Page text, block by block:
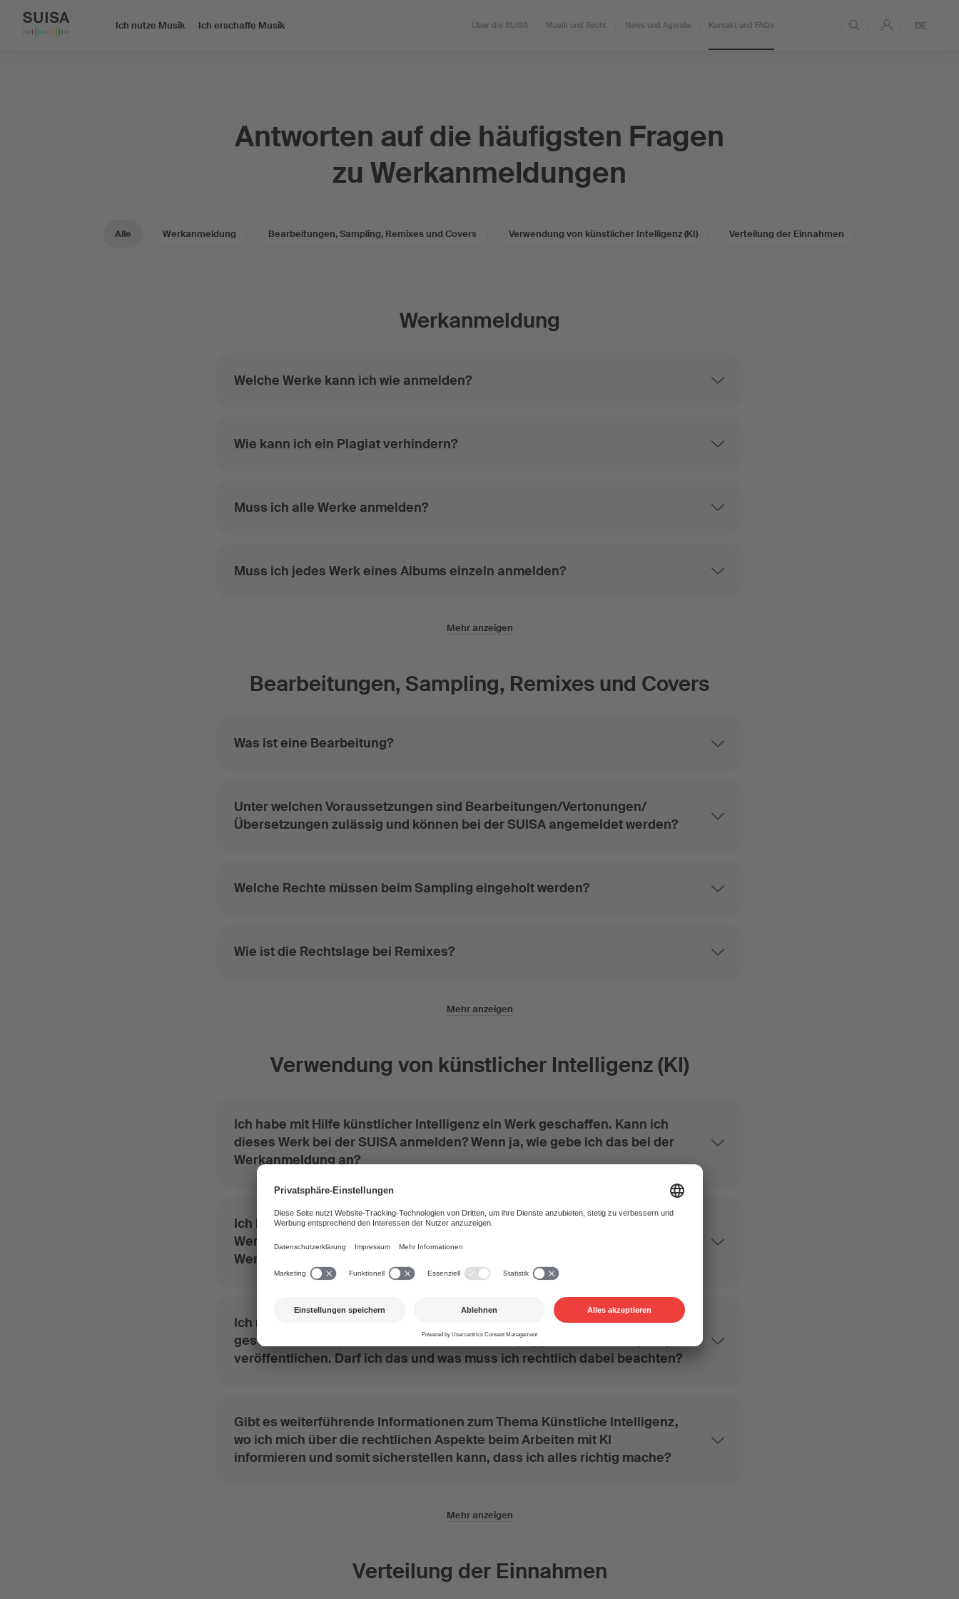
Ich nutze Musik Ich erschaffe Musik Über die SUISA Musik und Recht News und Agenda Kontakt und FAQs DE
Antworten auf die häufigsten Fragen
zu Werkanmeldungen
Alle Werkanmeldung Bearbeitungen, Sampling, Remixes und Covers Verwendung von künstlicher Intelligenz (KI) Verteilung der Einnahmen
Werkanmeldung
Welche Werke kann ich wie anmelden?
Wie kann ich ein Plagiat verhindern?
Muss ich alle Werke anmelden?
Muss ich jedes Werk eines Albums einzeln anmelden?
Mehr anzeigen
Bearbeitungen, Sampling, Remixes und Covers
Was ist eine Bearbeitung?
Unter welchen Voraussetzungen sind Bearbeitungen/Vertonungen/
Übersetzungen zulässig und können bei der SUISA angemeldet werden?
Welche Rechte müssen beim Sampling eingeholt werden?
Wie ist die Rechtslage bei Remixes?
Mehr anzeigen
Verwendung von künstlicher Intelligenz (KI)
Ich habe mit Hilfe künstlicher Intelligenz ein Werk geschaffen. Kann ich
dieses Werk bei der SUISA anmelden? Wenn ja, wie gebe ich das bei der
Werkanmeldung an?
Ich habe die künstliche Intelligenz angewiesen, neue Versionen von
Werken zu erstellen, die ursprünglich von mir stammen. Kann ich diese
Werke bei der SUISA anmelden?
Ich möchte ein Werk, das ich mit Hilfe von künstlicher Intelligenz
geschaffen habe, auf Plattformen wie Youtube, Apple Music und Spotify
veröffentlichen. Darf ich das und was muss ich rechtlich dabei beachten?
Gibt es weiterführende Informationen zum Thema Künstliche Intelligenz,
wo ich mich über die rechtlichen Aspekte beim Arbeiten mit KI
informieren und somit sicherstellen kann, dass ich alles richtig mache?
Mehr anzeigen
Verteilung der Einnahmen